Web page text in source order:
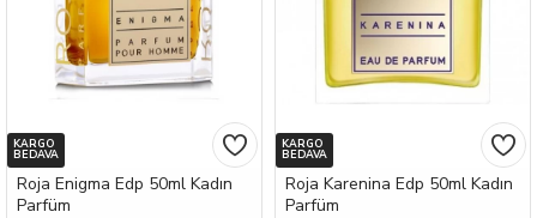
KARGO
BEDAVA
Roja Enigma Edp 50ml Kadın
Parfüm
KARGO
BEDAVA
Roja Karenina Edp 50ml Kadın
Parfüm